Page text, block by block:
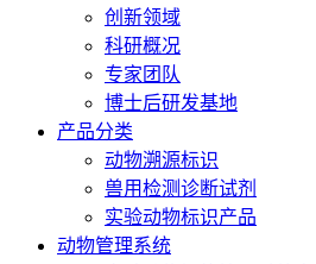
创新领域
科研概况
专家团队
博士后研发基地
产品分类
动物溯源标识
兽用检测诊断试剂
实验动物标识产品
动物管理系统